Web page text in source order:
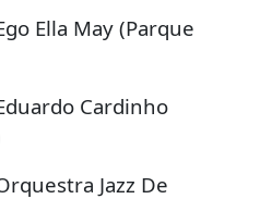
Ella May (Parque
Cardinho
Jazz De